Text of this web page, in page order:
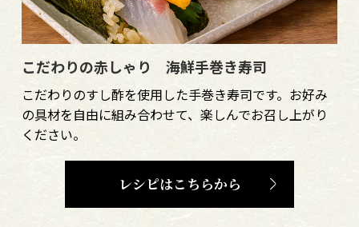
こだわりの赤しゃり 海鮮手巻き寿司
こだわりのすし酢を使用した手巻き寿司です。お好み
の具材を自由に組み合わせて、楽しんでお召し上がり
ください。
レシピはこちらから